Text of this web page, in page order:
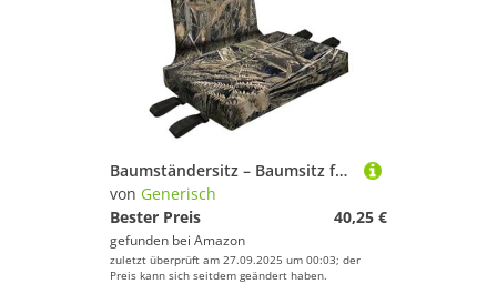
Baumständersitz – Baumsitz für die Jagd | Abnehmbarer Jagdsitz, bequemer Baumjagdstuhl, Jagdbaumsitz, Leiterständersitz, Outdoor-Sitzunterlage für Klettern, Camping, Jagd
von Generisch
Bester Preis
40,25 €
gefunden bei Amazon
zuletzt überprüft am 27.09.2025 um 00:03; der
Preis kann sich seitdem geändert haben.